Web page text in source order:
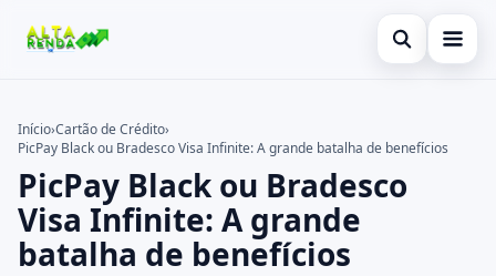
Abrir busca
Cartão de Crédito
Novidades
Empréstimo
Buscar no site
Buscar por:
Pressione Enter para buscar ou ESC para fechar.
Início›Cartão de Crédito›
PicPay Black ou Bradesco Visa Infinite: A grande batalha de benefícios
PicPay Black ou Bradesco
Visa Infinite: A grande
batalha de benefícios